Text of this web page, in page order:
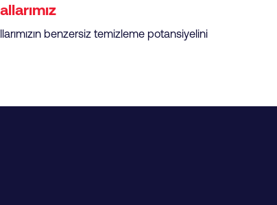
benzersiz temizleme potansiyelini